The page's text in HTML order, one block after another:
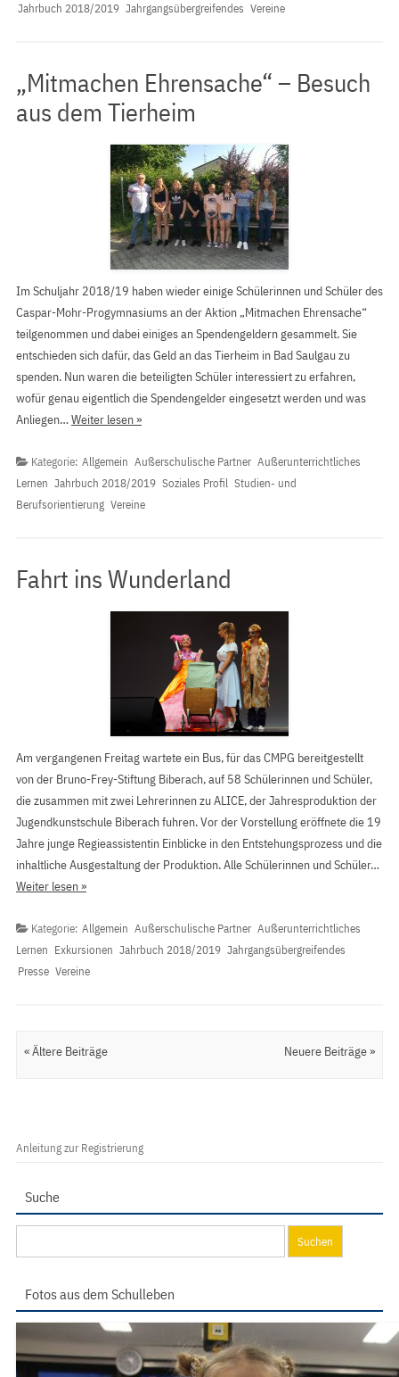
Jahrbuch 2018/2019 Jahrgangsübergreifendes Vereine
„Mitmachen Ehrensache“ – Besuch
aus dem Tierheim
Im Schuljahr 2018/19 haben wieder einige Schülerinnen und Schüler des
Caspar-Mohr-Progymnasiums an der Aktion „Mitmachen Ehrensache“
teilgenommen und dabei einiges an Spendengeldern gesammelt. Sie
entschieden sich dafür, das Geld an das Tierheim in Bad Saulgau zu
spenden. Nun waren die beteiligten Schüler interessiert zu erfahren,
wofür genau eigentlich die Spendengelder eingesetzt werden und was
Anliegen…Weiter lesen »
Kategorie: Allgemein Außerschulische Partner Außerunterrichtliches
Lernen Jahrbuch 2018/2019 Soziales Profil Studien- und
Berufsorientierung Vereine
Fahrt ins Wunderland
Am vergangenen Freitag wartete ein Bus, für das CMPG bereitgestellt
von der Bruno-Frey-Stiftung Biberach, auf 58 Schülerinnen und Schüler,
die zusammen mit zwei Lehrerinnen zu ALICE, der Jahresproduktion der
Jugendkunstschule Biberach fuhren. Vor der Vorstellung eröffnete die 19
Jahre junge Regieassistentin Einblicke in den Entstehungsprozess und die
inhaltliche Ausgestaltung der Produktion. Alle Schülerinnen und Schüler…
Weiter lesen »
Kategorie: Allgemein Außerschulische Partner Außerunterrichtliches
Lernen Exkursionen Jahrbuch 2018/2019 Jahrgangsübergreifendes
Presse Vereine
Artikel Navigation
« Ältere Beiträge Neuere Beiträge »
Anleitung zur Registrierung
Suche
nach:
Fotos aus dem Schulleben